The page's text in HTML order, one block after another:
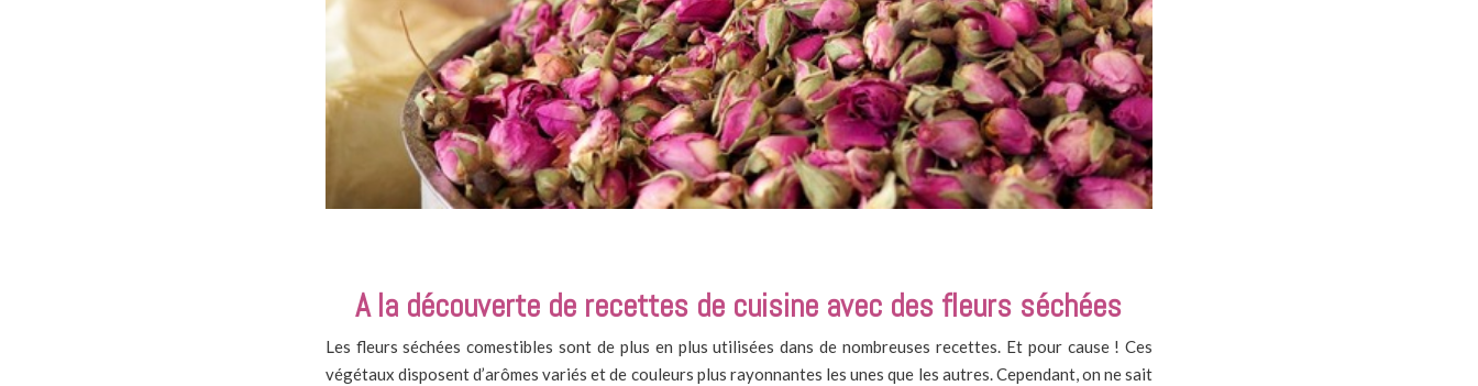
A la découverte de recettes de cuisine avec des fleurs séchées
Les fleurs séchées comestibles sont de plus en plus utilisées dans de nombreuses recettes. Et pour cause ! Ces
végétaux disposent d’arômes variés et de couleurs plus rayonnantes les unes que les autres. Cependant, on ne sait